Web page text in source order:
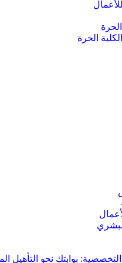
الحرة
التخصصية: بوابتك نحو التأهيل